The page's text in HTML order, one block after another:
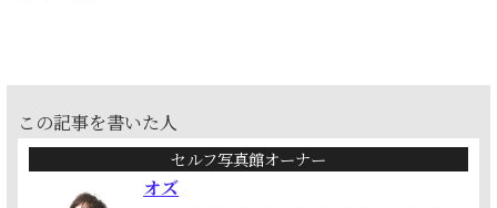
この記事を書いた人
セルフ写真館オーナー
オズ